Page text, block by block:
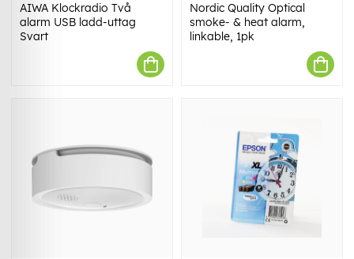
AIWA Klockradio Två
alarm USB ladd-uttag
Svart
Nordic Quality Optical
smoke- & heat alarm,
linkable, 1pk